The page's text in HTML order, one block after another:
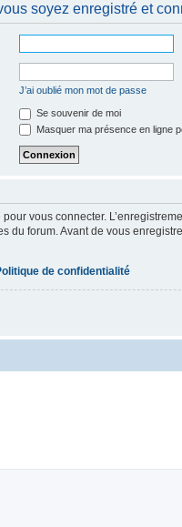
soyez enregistré et
J’ai oublié mon mot de passe
Se souvenir de moi
Masquer ma présence en ligne
vous connecter.
du forum. Avant de vous
de confidentialité